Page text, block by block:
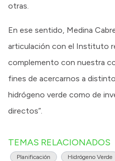
otras.
En ese sentido, Medina
articulación con el Instituto
complemento con nuestra
fines de acercarnos a
hidrógeno verde como de
directos”.
TEMAS RELACIONADOS
Planificación Hidrógeno Verde